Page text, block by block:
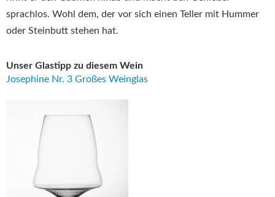
sprachlos. Wohl dem, der vor sich einen Teller mit Hummer
oder Steinbutt stehen hat.
Unser Glastipp zu diesem Wein
Josephine Nr. 3 Großes Weinglas